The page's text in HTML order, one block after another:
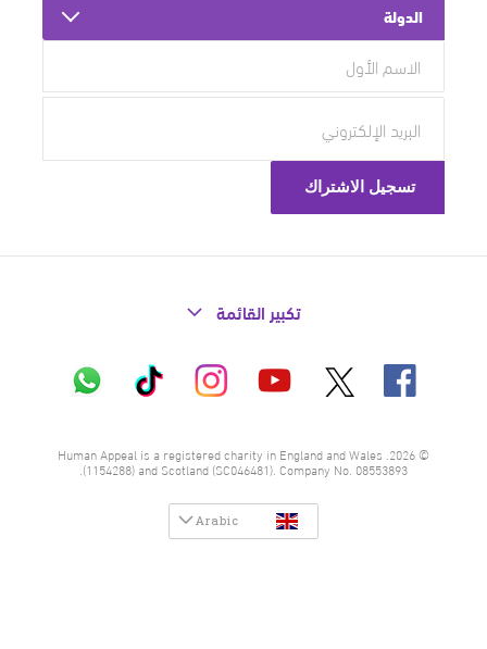
الدولة
تكبير القائمة
فيسبوك يوتيوب إنستاغرام تيك
توك
واتساب
© 2026. Human Appeal is a registered charity in England and Wales
(1154288) and Scotland (SC046481). Company No. 08553893.
Arabic